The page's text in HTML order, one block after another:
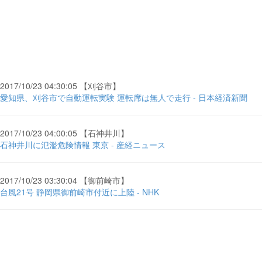
2017/10/23 04:30:05 【刈谷市】
愛知県、刈谷市で自動運転実験 運転席は無人で走行 - 日本経済新聞
2017/10/23 04:00:05 【石神井川】
石神井川に氾濫危険情報 東京 - 産経ニュース
2017/10/23 03:30:04 【御前崎市】
台風21号 静岡県御前崎市付近に上陸 - NHK